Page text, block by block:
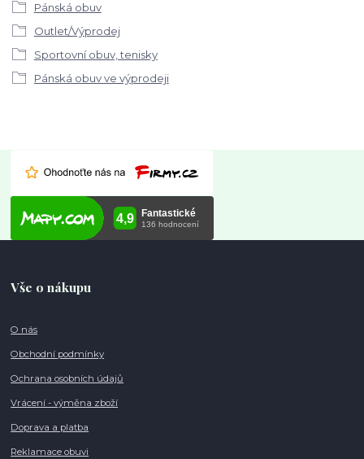
Pánská obuv
Outlet/Výprodej
Sportovní obuv, tenisky
Pánská obuv ve výprodeji
Vše o nákupu
O nás
Obchodní podmínky
Ochrana osobních údajů
Vrácení - výměna zboží
Doprava a platba
Reklamace obuvi